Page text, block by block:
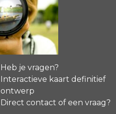
Heb je vragen?
Interactieve kaart definitief
ontwerp
Direct contact of een vraag?